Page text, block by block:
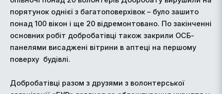
порятунок однієї з багатоповерхівок – було зашито
понад 100 вікон і ще 20 відремонтовано. По закінченні
основних робіт добробатівці також закрили ОСБ-
панелями висаджені вітрини в аптеці на першому
поверху будівлі.
Добробатівці разом з друзями з волонтерської